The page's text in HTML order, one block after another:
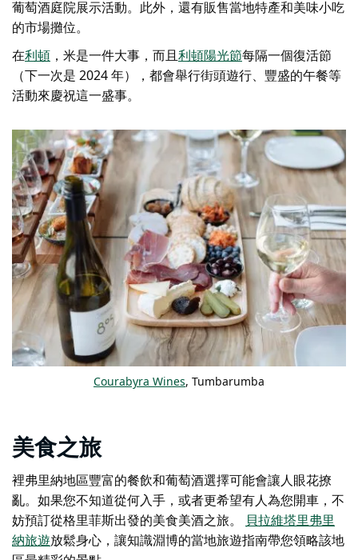
葡萄酒庭院展示活動。此外，還有販售當地特產和美味小吃
的市場攤位。
在利頓 ，米是一件大事，而且利頓陽光節每隔一個復活節
（下一次是 2024 年），都會舉行街頭遊行、豐盛的午餐等
活動來慶祝這一盛事。
Courabyra Wines, Tumbarumba
美食之旅
裡弗里納地區豐富的餐飲和葡萄酒選擇可能會讓人眼花撩
亂。如果您不知道從何入手，或者更希望有人為您開車，不
妨預訂從格里菲斯出發的美食美酒之旅。
貝拉維塔里弗里
納旅遊放鬆身心，讓知識淵博的當地旅遊指南帶您領略該地